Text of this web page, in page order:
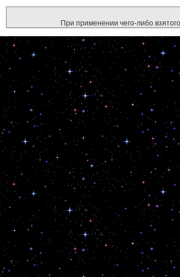
При применении чего-либо